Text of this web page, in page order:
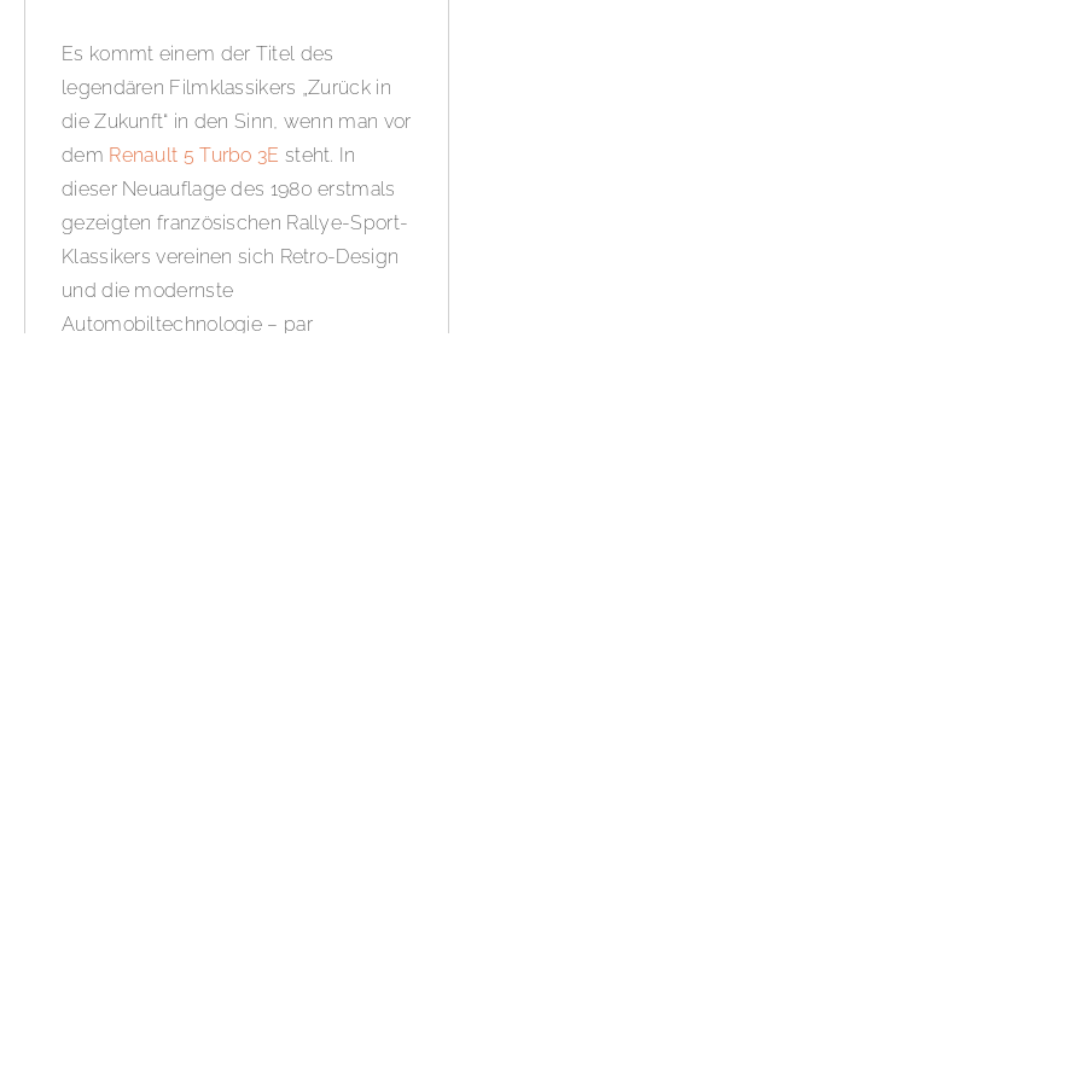
Es kommt einem der Titel des
legendären Filmklassikers „Zurück in
die Zukunft“ in den Sinn, wenn man vor
dem Renault 5 Turbo 3E steht. In
dieser Neuauflage des 1980 erstmals
gezeigten französischen Rallye-Sport-
Klassikers vereinen sich Retro-Design
und die modernste
Automobiltechnologie – par